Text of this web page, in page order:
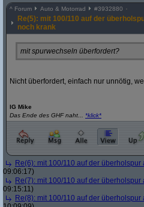
^ Forum Auto & Motorrad #3932880
Re(5): mit 100/110 auf der
noch krank
mit spurwechseln überfordert?
Nicht überfordert, einfach nur unnötig,
lG Mike
Das Ende des GHF naht... *klick*
Re(6): mit 100/110 auf der
09:06:17)
Re(7): mit 100/110 auf der
09:15:11)
Re(8): mit 100/110 auf der